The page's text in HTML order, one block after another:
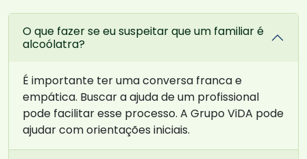
O que fazer se eu suspeitar que um familiar é
alcoólatra?
É importante ter uma conversa franca e
empática. Buscar a ajuda de um profissional
pode facilitar esse processo. A Grupo ViDA pode
ajudar com orientações iniciais.